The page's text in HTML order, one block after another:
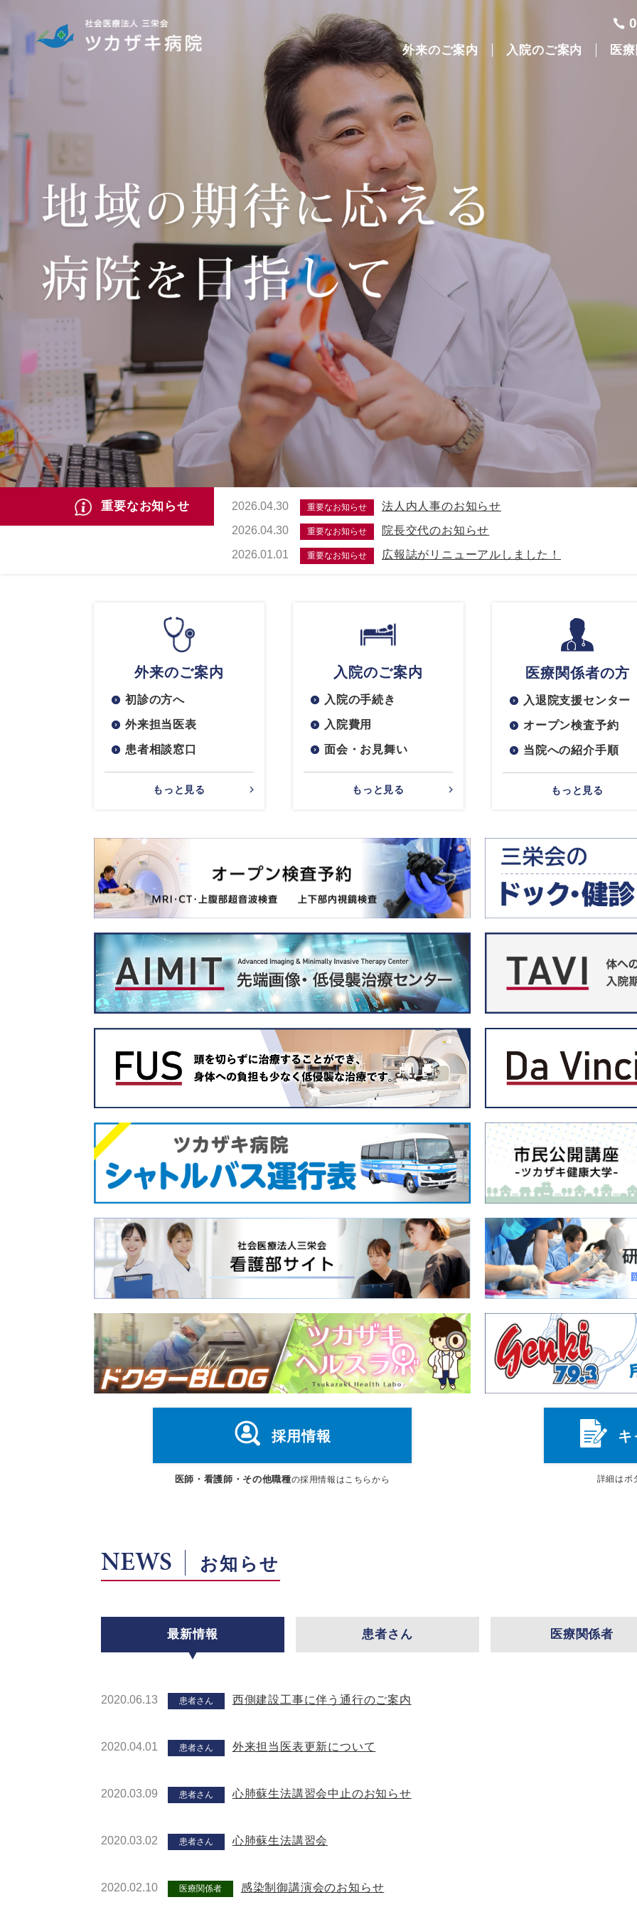
外来のご案内 入院のご案内 医
重要なお知らせ 2026.04.30 重要なお知らせ
法人内人事のお知らせ
2026.04.30
重要なお知らせ
院長交代のお知らせ
2026.01.01
重要なお知らせ 広報誌がリニューアルしました！
外来のご案内
初診の方へ
外来担当医表
患者相談窓口
もっと見る
入院のご案内
入院の手続き
入院費用
面会・お見舞い
もっと見る
医療関係者の方
入退院支援センター
オープン検査予約
当院への紹介手順
もっと見る
採用情報
医師・看護師・その他職種の採用情報はこちらから
キ
詳細はボ
NEWS お知らせ
最新情報 患者さん 医療関係者
2020.06.13 患者さん 西側建設工事に伴う通行のご案内
2020.04.01 患者さん 外来担当医表更新について
2020.03.09 患者さん 心肺蘇生法講習会中止のお知らせ
2020.03.02 患者さん 心肺蘇生法講習会
2020.02.10 医療関係者 感染制御講演会のお知らせ